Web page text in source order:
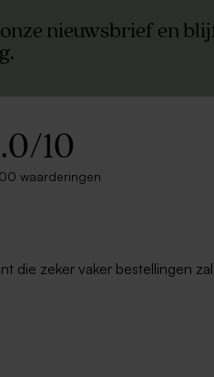
nieuwsbrief en
/10
waarderingen
die zeker vaker bestellingen